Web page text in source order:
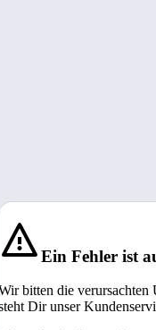
Ein Fehler ist
bitten die
Dir unser